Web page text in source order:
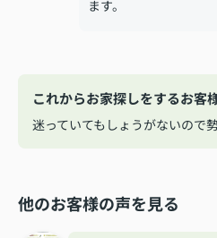
ます。
これからお家探しをするお客
迷っていてもしょうがないので
他のお客様の声を見る